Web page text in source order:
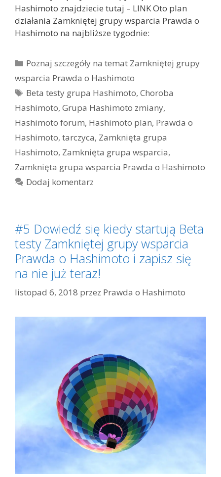
Hashimoto znajdziecie tutaj – LINK Oto plan
działania Zamkniętej grupy wsparcia Prawda o
Hashimoto na najbliższe tygodnie:
Kategorie
Poznaj szczegóły na temat Zamkniętej grupy
wsparcia Prawda o Hashimoto
Tagi
Beta testy grupa Hashimoto,Choroba
Hashimoto, Grupa Hashimoto zmiany,
Hashimoto forum, Hashimoto plan, Prawda o
Hashimoto, tarczyca, Zamknięta grupa
Hashimoto, Zamknięta grupa wsparcia,
Zamknięta grupa wsparcia Prawda o Hashimoto
Dodaj komentarz
#5 Dowiedź się kiedy startują Beta
testy Zamkniętej grupy wsparcia
Prawda o Hashimoto i zapisz się
na nie już teraz!
listopad 6, 2018 przez Prawda o Hashimoto